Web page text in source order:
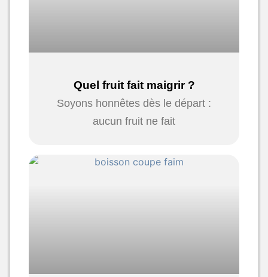
Quel fruit fait maigrir ?
Soyons honnêtes dès le départ :
aucun fruit ne fait